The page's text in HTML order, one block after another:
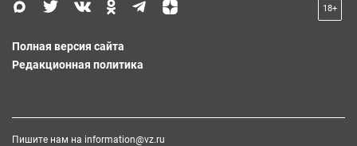
18+
Полная версия сайта
Редакционная политика
Пишите нам на information@vz.ru